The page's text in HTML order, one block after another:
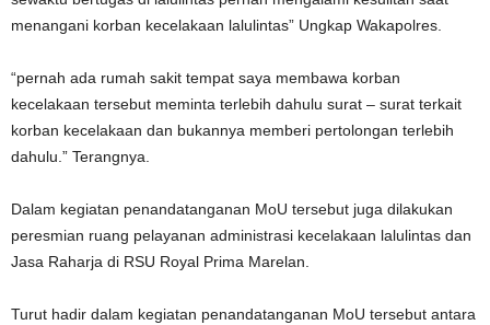
menangani korban kecelakaan lalulintas” Ungkap Wakapolres.
“pernah ada rumah sakit tempat saya membawa korban
kecelakaan tersebut meminta terlebih dahulu surat – surat terkait
korban kecelakaan dan bukannya memberi pertolongan terlebih
dahulu.” Terangnya.
Dalam kegiatan penandatanganan MoU tersebut juga dilakukan
peresmian ruang pelayanan administrasi kecelakaan lalulintas dan
Jasa Raharja di RSU Royal Prima Marelan.
Turut hadir dalam kegiatan penandatanganan MoU tersebut antara